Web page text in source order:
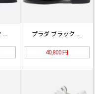
プラダ ブラック ブラッシュド レザ… プラダ ブラック パテント レザー …
40,800 円